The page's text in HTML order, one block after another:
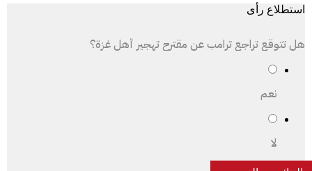
استطلاع رأى
هل تتوقع تراجع ترامب عن مقترح تهجير أهل غزة؟
نعم
لا